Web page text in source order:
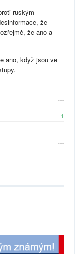
ruským
že
že ano a
ano, když jsou ve
1